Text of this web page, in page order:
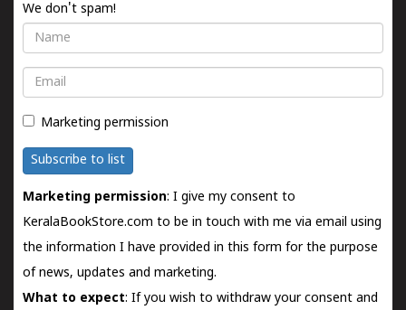
We don't spam!
Name
Email
Marketing permission
Subscribe to list
Marketing permission: I give my consent to
KeralaBookStore.com to be in touch with me via email using
the information I have provided in this form for the purpose
of news, updates and marketing.
What to expect: If you wish to withdraw your consent and